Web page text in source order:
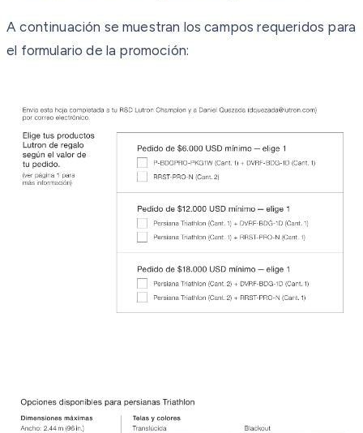
A continuación se muestran los campos requeridos para
el formulario de la promoción: